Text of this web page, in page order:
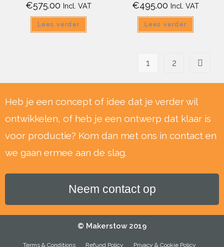
€575.00 Incl. VAT
Lees verder
€495.00 Incl. VAT
Lees verder
1 2
Heb je een concept of idee dat je verder wil
ontwikkelen, of heb je een ontwerp dat klaar is
voor productie? Kom dan met ons in contact en
we gaan ermee aan de slag.
Neem contact op
© Makerstow 2019
Terms & Conditions Refund Policy Privacy & Cookie Policy